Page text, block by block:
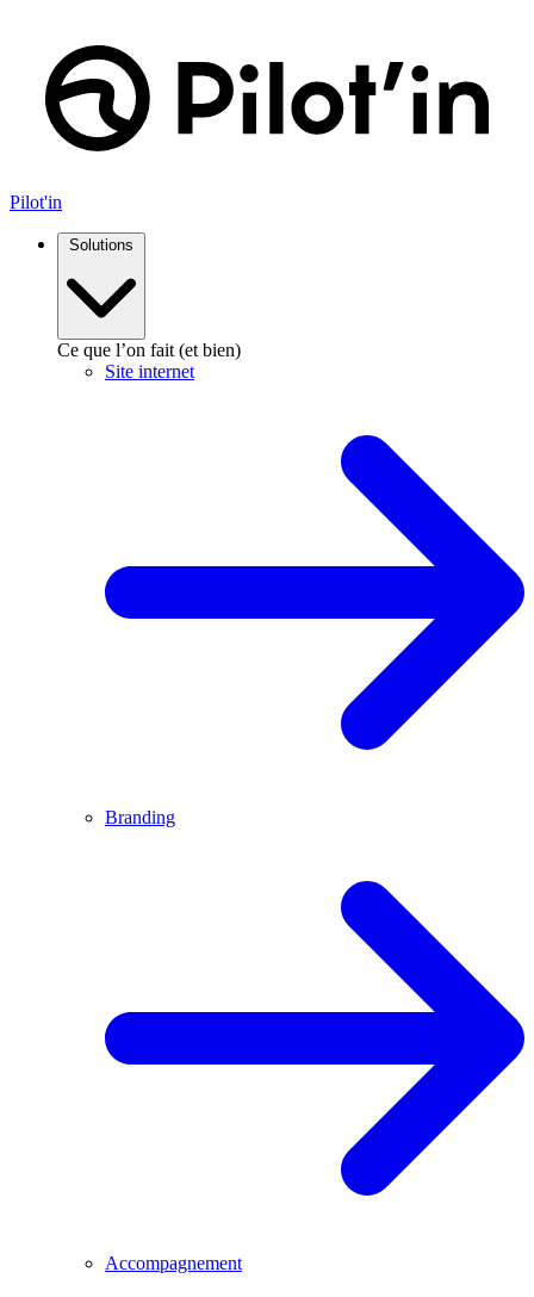
contenu
Pilot'in
Solutions
Ce que l’on fait (et bien)
Site internet
Branding
Accompagnement